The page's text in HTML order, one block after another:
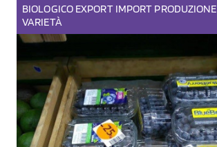
BIOLOGICO EXPORT IMPORT PRODUZIONE
VARIETÀ